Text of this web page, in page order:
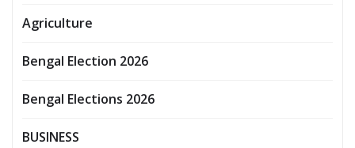
Agriculture
Bengal Election 2026
Bengal Elections 2026
BUSINESS